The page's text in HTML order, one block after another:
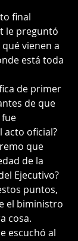
final
le preguntó
vienen a
está toda
de primer
de que
fue
acto oficial?
que
de la
Ejecutivo?
puntos,
el biministro
cosa.
escuchó al